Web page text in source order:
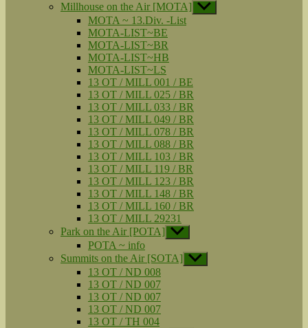
Millhouse on the Air [MOTA] Untermenü
anzeigen
MOTA ~ 13.Div. -List
MOTA-LIST~BE
MOTA-LIST~BR
MOTA-LIST~HB
MOTA-LIST~LS
13 OT / MILL 001 / BE
13 OT / MILL 025 / BR
13 OT / MILL 033 / BR
13 OT / MILL 049 / BR
13 OT / MILL 078 / BR
13 OT / MILL 088 / BR
13 OT / MILL 103 / BR
13 OT / MILL 119 / BR
13 OT / MILL 123 / BR
13 OT / MILL 148 / BR
13 OT / MILL 160 / BR
13 OT / MILL 29231
Park on the Air [POTA] Untermenü
anzeigen
POTA ~ info
Summits on the Air [SOTA] Untermenü
anzeigen
13 OT / ND 008
13 OT / ND 007
13 OT / ND 007
13 OT / ND 007
13 OT / TH 004